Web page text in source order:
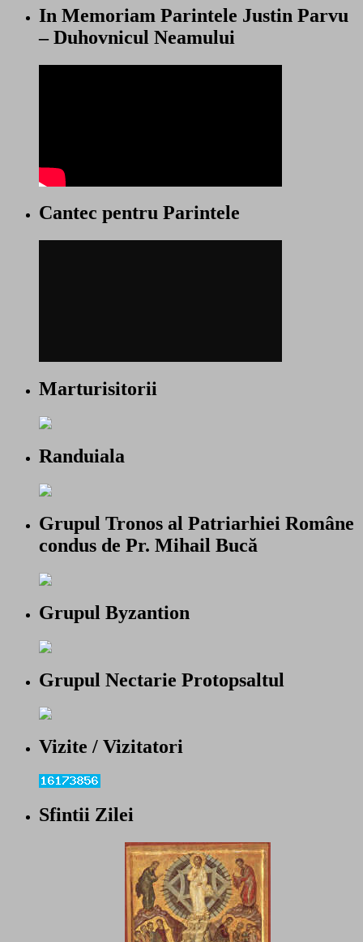
In Memoriam Parintele Justin Parvu
– Duhovnicul Neamului
Cantec pentru Parintele
Marturisitorii
Randuiala
Grupul Tronos al Patriarhiei Române
condus de Pr. Mihail Bucă
Grupul Byzantion
Grupul Nectarie Protopsaltul
Vizite / Vizitatori
Sfintii Zilei